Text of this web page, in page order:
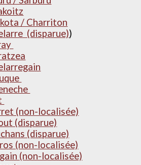
/ Charriton
(disparue))
(non-localisée)
(disparue)
(disparue)
(non-localisée)
(non-localisée)